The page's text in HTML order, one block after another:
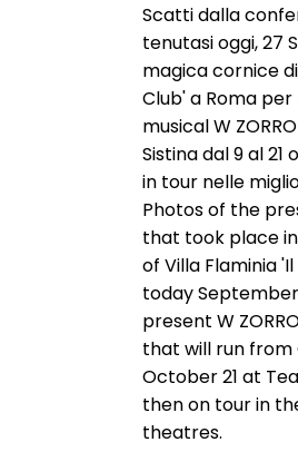
Scatti dalla
tenutasi oggi, 27
magica cornice
Club' a Roma
musical W
Sistina dal 9 al 21
in tour nelle
Photos of the
that took place
of Villa Flaminia
today
present W
that will run
October 21 at
then on tour in
theatres.